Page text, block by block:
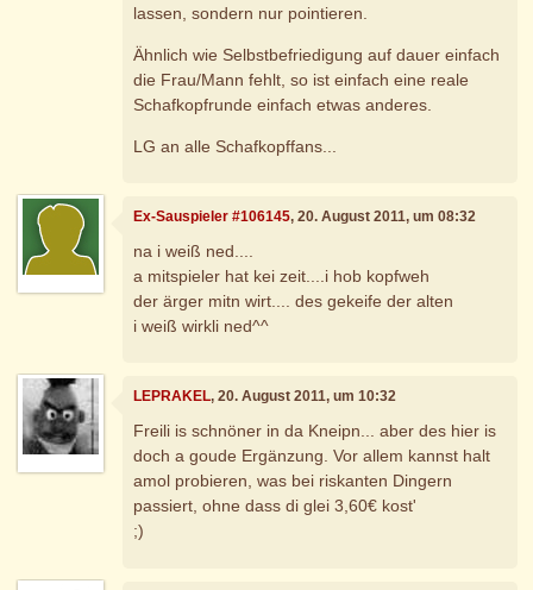
lassen, sondern nur pointieren.
Ähnlich wie Selbstbefriedigung auf dauer einfach
die Frau/Mann fehlt, so ist einfach eine reale
Schafkopfrunde einfach etwas anderes.
LG an alle Schafkopffans...
Ex-Sauspieler #106145, 20. August 2011, um 08:32
na i weiß ned....
a mitspieler hat kei zeit....i hob kopfweh
der ärger mitn wirt.... des gekeife der alten
i weiß wirkli ned^^
LEPRAKEL, 20. August 2011, um 10:32
Freili is schnöner in da Kneipn... aber des hier is
doch a goude Ergänzung. Vor allem kannst halt
amol probieren, was bei riskanten Dingern
passiert, ohne dass di glei 3,60€ kost'
;)